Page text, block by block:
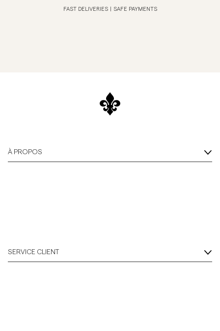
FAST DELIVERIES SAFE PAYMENTS
À PROPOS
SERVICE CLIENT